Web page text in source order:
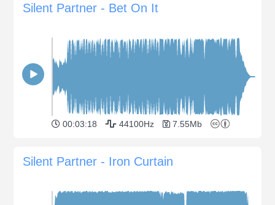
Silent Partner - Bet On It
00:03:18 44100Hz 7.55Mb
Silent Partner - Iron Curtain